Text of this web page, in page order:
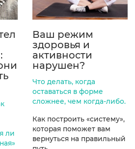
ли
Ваш режим
здоровья и
активности
нарушен?
Что делать, когда
оставаться в форме
сложнее, чем когда-либо.
Как построить «систему»,
которая поможет вам
вернуться на правильный